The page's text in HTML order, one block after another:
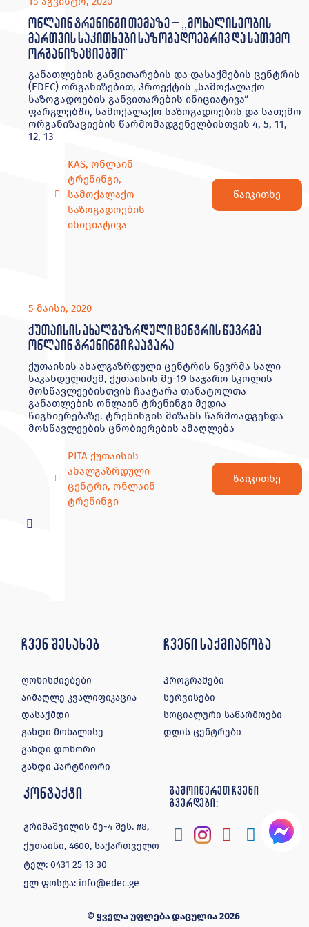
ონლაინ ტრენინგი თემაზე – ,,მოხალისეობის
მართვის საკითხები საზოგადოებრივ და სათემო
ორგანიზაციებში“
განათლების განვითარების და დასაქმების ცენტრის
(EDEC) ორგანიზებით, პროექტის „სამოქალაქო
საზოგადოების განვითარების ინიციატივა“
ფარგლებში, სამოქალაქო საზოგადოების და სათემო
ორგანიზაციების წარმომადგენელბისთვის 4, 5, 11,
12, 13
KAS, ონლაინ
ტრენინგი,
სამოქალაქო
საზოგადოების
ინიციატივა
წაიკითხე
5 მაისი, 2020
ქუთაისის ახალგაზრდული ცენტრის წევრმა
ონლაინ ტრენინგი ჩაატარა
ქუთაისის ახალგაზრდული ცენტრის წევრმა სალი
საკანდელიძემ, ქუთაისის მე-19 საჯარო სკოლის
მოსწავლეებისთვის ჩაატარა თანატოლთა
განათლების ონლაინ ტრენინგი მედია
წიგნიერებაზე. ტრენინგის მიზანს წარმოადგენდა
მოსწავლეების ცნობიერების ამაღლება
PITA ქუთაისის
ახალგაზრდული
ცენტრი, ონლაინ
ტრენინგი
წაიკითხე
ჩვენ შესახებ
ღონისძიებები
აიმაღლე კვალიფიკაცია
დასაქმდი
გახდი მოხალისე
გახდი დონორი
გახდი პარტნიორი
ჩვენი საქმიანობა
პროგრამები
სერვისები
სოციალური საწარმოები
დღის ცენტრები
კონტაქტი
გრიშაშვილის მე-4 შეს. #8,
ქუთაისი, 4600, საქართველო
ტელ:0431 25 13 30
ელ ფოსტა: info@edec.ge
გამოიწერეთ ჩვენი
გვერდები:
© ყველა უფლება დაცულია 2026